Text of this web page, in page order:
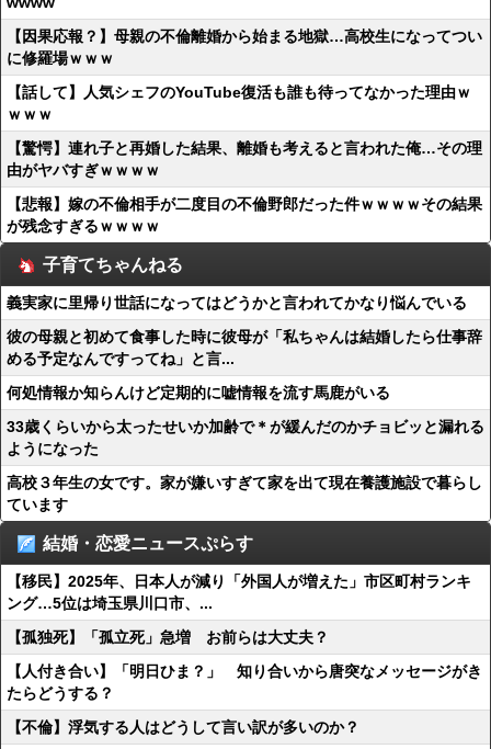
【因果応報？】母親の不倫離婚から始まる地獄…高校生になってつい
に修羅場ｗｗｗ
【話して】人気シェフのYouTube復活も誰も待ってなかった理由ｗ
ｗｗｗ
【驚愕】連れ子と再婚した結果、離婚も考えると言われた俺…その理
由がヤバすぎｗｗｗｗ
【悲報】嫁の不倫相手が二度目の不倫野郎だった件ｗｗｗｗその結果
が残念すぎるｗｗｗｗ
子育てちゃんねる
義実家に里帰り世話になってはどうかと言われてかなり悩んでいる
彼の母親と初めて食事した時に彼母が「私ちゃんは結婚したら仕事辞
める予定なんですってね」と言...
何処情報か知らんけど定期的に嘘情報を流す馬鹿がいる
33歳くらいから太ったせいか加齢で＊が緩んだのかチョビッと漏れる
ようになった
高校３年生の女です。家が嫌いすぎて家を出て現在養護施設で暮らし
ています
結婚・恋愛ニュースぷらす
【移民】2025年、日本人が減り「外国人が増えた」市区町村ランキ
ング…5位は埼玉県川口市、...
【孤独死】「孤立死」急増 お前らは大丈夫？
【人付き合い】「明日ひま？」 知り合いから唐突なメッセージがき
たらどうする？
【不倫】浮気する人はどうして言い訳が多いのか？